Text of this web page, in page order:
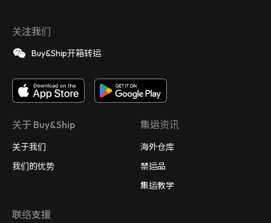
关注我们
Buy&Ship开箱转运
关于 Buy&Ship
关于我们
我们的优势
集运资讯
海外仓库
禁运品
集运教学
联络支援